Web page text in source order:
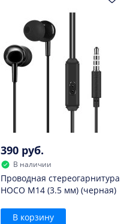
390 руб.
В наличии
Проводная стереогарнитура
HOCO M14 (3.5 мм) (черная)
В корзину